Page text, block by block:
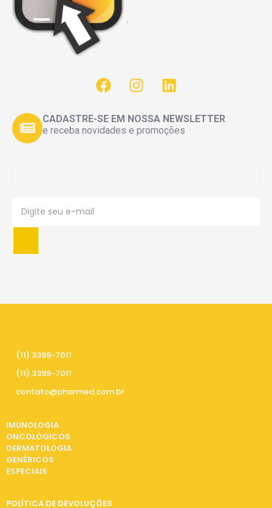
CADASTRE-SE EM NOSSA NEWSLETTER
e receba novidades e promoções
(11) 3399-7011
(11) 3399-7011
contato@pharmed.com.br
IMUNOLOGIA
ONCOLÓGICOS
DERMATOLOGIA
GENÉRICOS
ESPECIAIS
POLÍTICA DE DEVOLUÇÕES